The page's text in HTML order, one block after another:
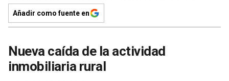
Añadir como fuente en
Nueva caída de la actividad
inmobiliaria rural